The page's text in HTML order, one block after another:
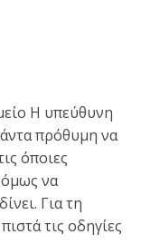
Η υπεύθυνη
πρόθυμη να
όποιες
όμως να
Για τη
τις οδηγίες